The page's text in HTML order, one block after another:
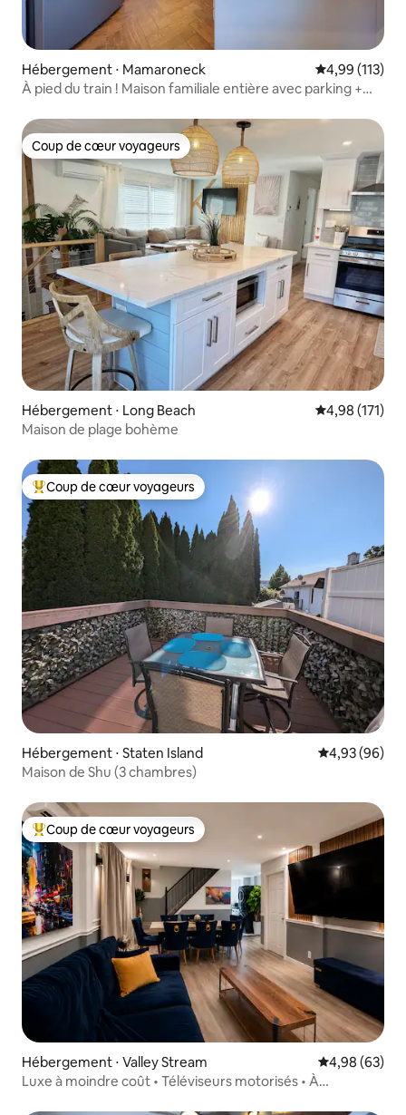
Hébergement ⋅ Mamaroneck Évaluation
4,99 (113)
À pied du train ! Maison familiale entière avec parking +
Coup de cœur voyageurs
Coup de cœur voyageurs
Hébergement ⋅ Long Beach Évaluation
4,98 (171)
Maison de plage bohème
Coups de cœur voyageurs les plus appréciés
Coup de cœur voyageurs
Hébergement ⋅ Staten Island Évaluation
4,93 (96)
Maison de Shu (3 chambres)
Coups de cœur voyageurs les plus appréciés
Coup de cœur voyageurs
Hébergement ⋅ Valley Stream Évaluation
4,98 (63)
Luxe à moindre coût • Téléviseurs motorisés • À